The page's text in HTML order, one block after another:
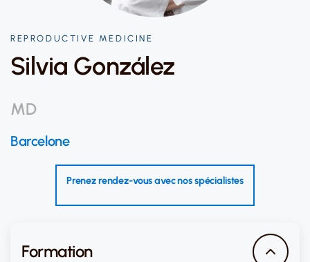
REPRODUCTIVE MEDICINE
Silvia González
MD
Barcelone
Prenez rendez-vous avec nos spécialistes
Formation